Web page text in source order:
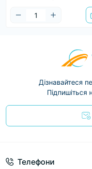
Дізнавайтеся
Підпишіться
Телефони